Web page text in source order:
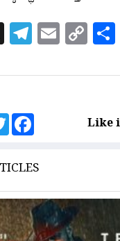
X Telegram
Email
Link
Twitter Like